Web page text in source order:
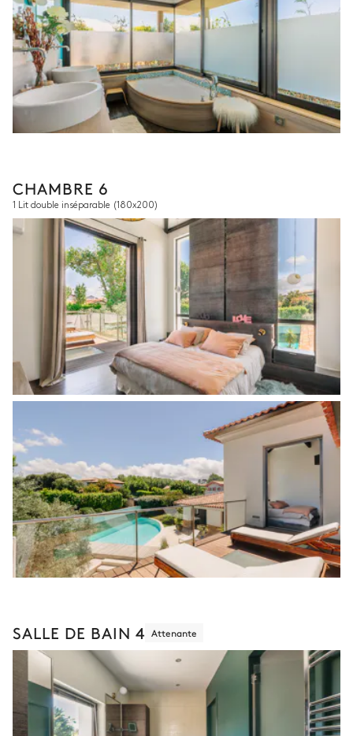
CHAMBRE 6
1 Lit double inséparable (180x200)
SALLE DE BAIN 4 Attenante